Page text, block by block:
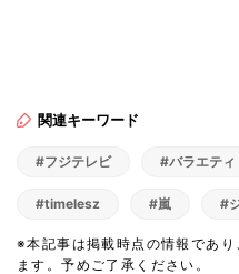
関連キーワード
#フジテレビ #バラエティ
#timelesz #嵐 #
※本記事は掲載時点の情報であ
ます。予めご了承ください。